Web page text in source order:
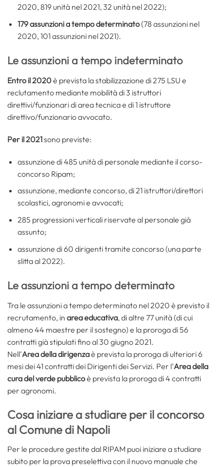
2020, 819 unità nel 2021, 32 unità nel 2022);
179 assunzioni a tempo determinato(78 assunzioni nel
2020, 101 assunzioni nel 2021).
Le assunzioni a tempo indeterminato
Entro il 2020è prevista la stabilizzazione di 275 LSU e
reclutamento mediante mobilità di 3 istruttori
direttivi/funzionari di area tecnica e di 1 istruttore
direttivo/funzionario avvocato.
Per il 2021sono previste:
assunzione di 485 unità di personale mediante il corso-
concorso Ripam;
assunzione, mediante concorso, di 21 istruttori/direttori
scolastici, agronomi e avvocati;
285 progressioni verticali riservate al personale già
assunto;
assunzione di 60 dirigenti tramite concorso (una parte
slitta al 2022).
Le assunzioni a tempo determinato
Tra le assunzioni a tempo determinato nel 2020 è previsto il
recrutamento, in area educativa, di altre 77 unità (di cui
almeno 44 maestre per il sostegno) e la proroga di 56
contratti già stipulati fino al 30 giugno 2021.
Nell’Area della dirigenzaè prevista la proroga di ulteriori 6
mesi dei 41 contratti dei Dirigenti dei Servizi. Per l’Area della
cura del verde pubblicoè prevista la proroga di 4 contratti
per agronomi.
Cosa iniziare a studiare per il concorso
al Comune di Napoli
Per le procedure gestite dal RIPAM puoi iniziare a studiare
subito per la prova preselettiva con il nuovo manuale che